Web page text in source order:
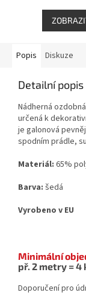
Popis Diskuze
Detailní
Nádherná
určená k
je galonová
spodním prádle,
Materiál: 65%
Barva: šedá
Vyrobeno v EU
Minimální
př. 2 metry = 4
Doporučení pro